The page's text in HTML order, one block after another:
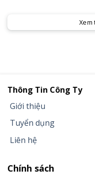
Xem
Thông Tin Công Ty
Giới thiệu
Tuyển dụng
Liên hệ
Chính sách